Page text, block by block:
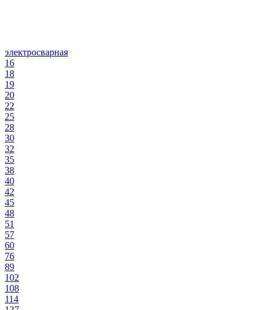
электросварная
16
18
19
20
22
25
28
30
32
35
38
40
42
45
48
51
57
60
76
89
102
108
114